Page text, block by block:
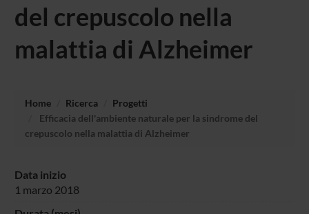
del crepuscolo nella
malattia di Alzheimer
Home Ricerca
Progetti
Efficacia dell'ambiente naturale per la sindrome del
crepuscolo nella malattia di Alzheimer
Data inizio
1 marzo 2018